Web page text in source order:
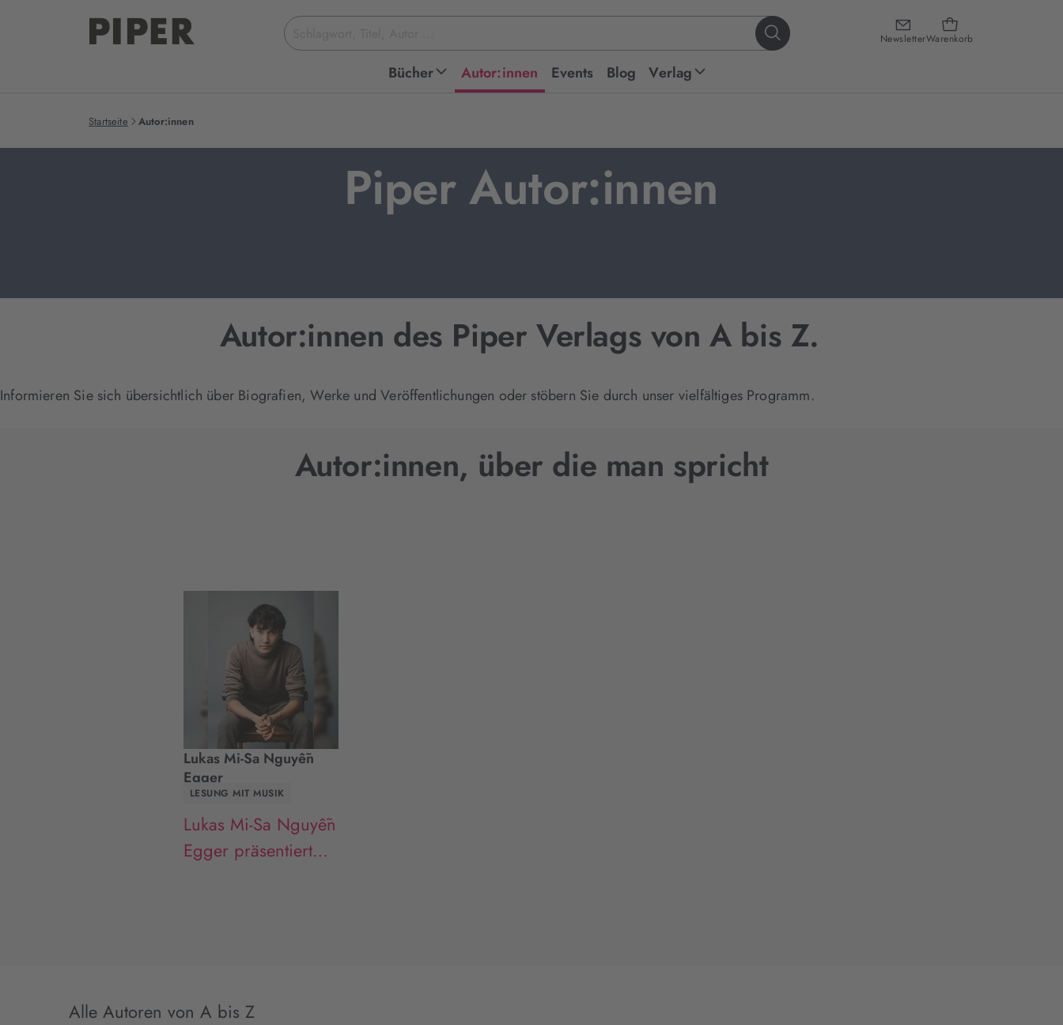
NewsletterWarenkorb
Suchbegriff
eingeben
Bücher Autor:innen Events Blog Verlag
Startseite Autor:innen
Piper Autor:innen
Autor:innen des Piper Verlags von A bis Z.
Informieren Sie sich übersichtlich über Biografien, Werke und Veröffentlichungen oder stöbern Sie durch unser vielfältiges Programm.
Autor:innen, über die man spricht
Lukas Mi-Sa Nguyễn
Egger
LESUNG MIT MUSIK
Lukas Mi-Sa Nguyễn
Egger präsentiert
Alle Autoren von A bis Z